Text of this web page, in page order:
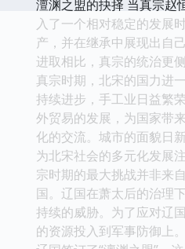
澶渊之盟的抉择 当真宗赵
入了一个相对稳定的发展
产，并在继承中展现出自
进取相比，真宗的统治更侧
真宗时期，北宋的国力进
持续进步，手工业日益繁
外贸易的发展，为国家带
化的交流。城市的面貌日
为北宋社会的多元化发展
宗时期的最大挑战并非来
国。辽国在萧太后的治理
持续的威胁。为了应对辽
的资源投入到军事防御上